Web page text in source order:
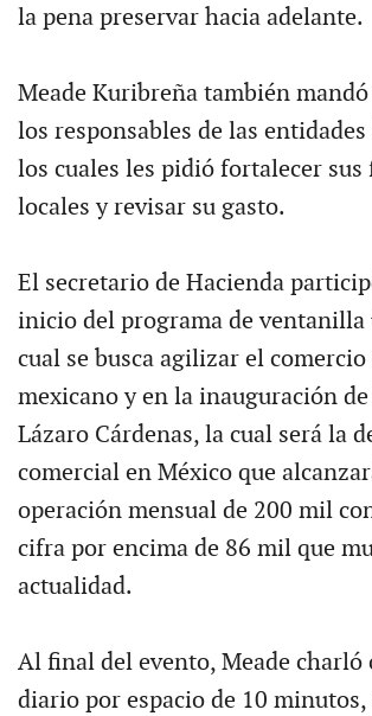
la pena preservar hacia adelante.
Meade Kuribreña también
los responsables de las
los cuales les pidió fortalecer sus
locales y revisar su gasto.
El secretario de Hacienda
inicio del programa de ventanilla
cual se busca agilizar el
mexicano y en la inauguración
Lázaro Cárdenas, la cual será la
comercial en México que
operación mensual de 200 mil
cifra por encima de 86 mil que
actualidad.
Al final del evento, Meade charló
diario por espacio de 10 minutos,